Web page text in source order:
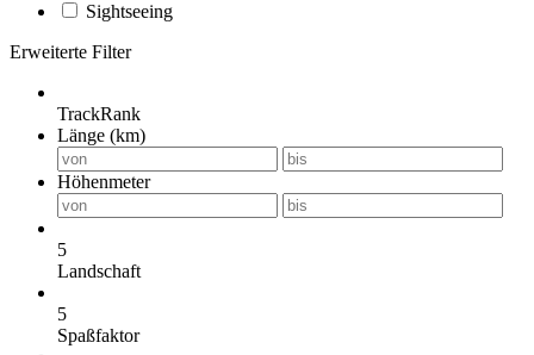
Sightseeing
Erweiterte Filter
TrackRank
Länge (km)
Höhenmeter
5
Landschaft
5
Spaßfaktor